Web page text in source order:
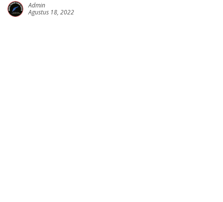
Admin
Agustus 18, 2022